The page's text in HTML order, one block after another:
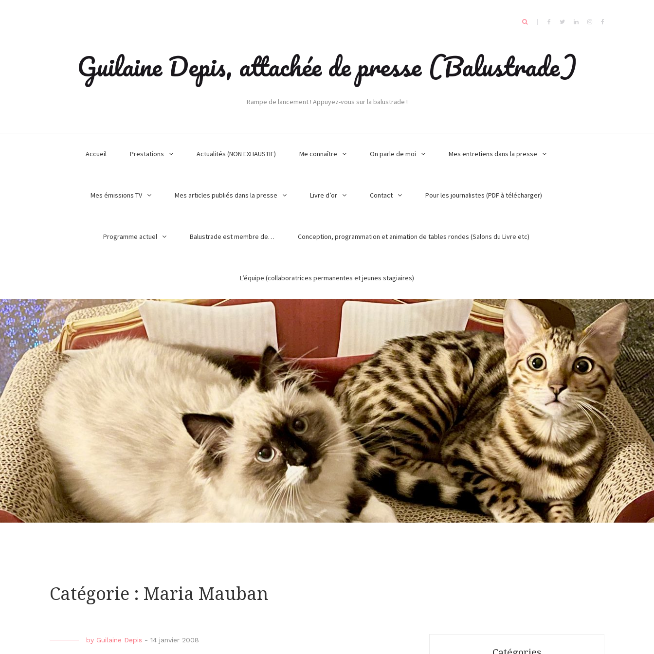
Guilaine Depis, attachée de presse (Balustrade)
Rampe de lancement ! Appuyez-vous sur la balustrade !
Accueil Prestations Actualités (NON EXHAUSTIF) Me connaître On parle de moi Mes entretiens dans la presse
Mes émissions TV Mes articles publiés dans la presse Livre d’or Contact Pour les journalistes (PDF à télécharger)
Programme actuel Balustrade est membre de… Conception, programmation et animation de tables rondes (Salons du Livre etc)
L’équipe (collaboratrices permanentes et jeunes stagiaires)
Catégorie : Maria Mauban
by Guilaine Depis - 14 janvier 2008